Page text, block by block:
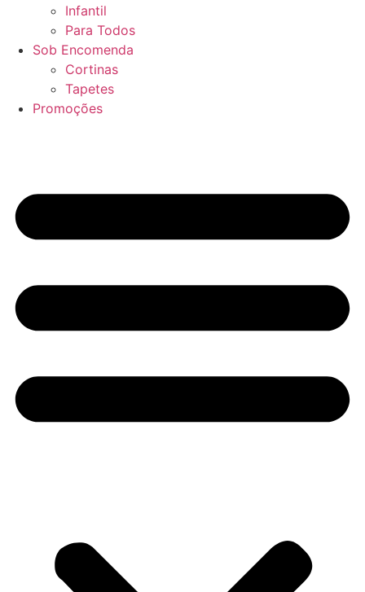
Infantil
Para Todos
Sob Encomenda
Cortinas
Tapetes
Promoções